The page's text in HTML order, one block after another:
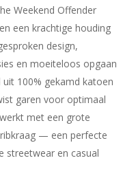
Weekend Offender
een krachtige houding
design,
en moeiteloos opgaan
100% gekamd katoen
garen voor optimaal
met een grote
— een perfecte
streetwear en casual